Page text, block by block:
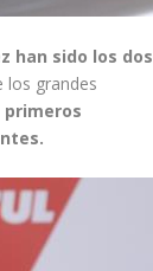
han sido los dos
los grandes
primeros